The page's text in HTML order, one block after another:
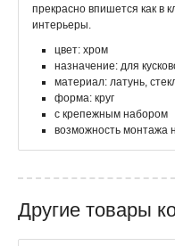
прекрасно впишется как в
интерьеры.
цвет: хром
назначение: для
материал: латунь,
форма: круг
с крепежным набором
возможность монтажа
Другие товары